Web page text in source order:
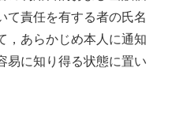
て責任を有する者の氏名
，あらかじめ本人に通知
易に知り得る状態に置い